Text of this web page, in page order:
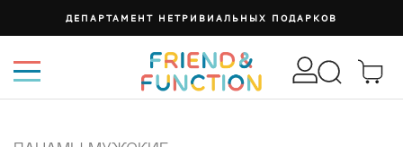
ДЕПАРТАМЕНТ НЕТРИВИАЛЬНЫХ ПОДАРКОВ